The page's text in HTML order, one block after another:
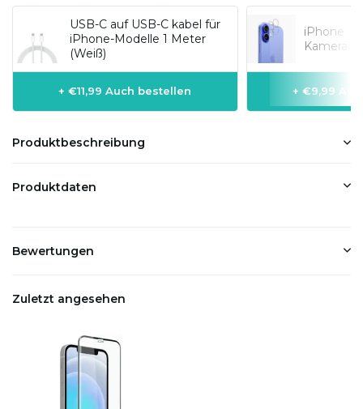
USB-C auf USB-C kabel für
iPhone-Modelle 1 Meter
(Weiß)
+ €11,99 Auch bestellen
iPhone
+ €9,99
Produktbeschreibung
Produktdaten
Bewertungen
Zuletzt angesehen